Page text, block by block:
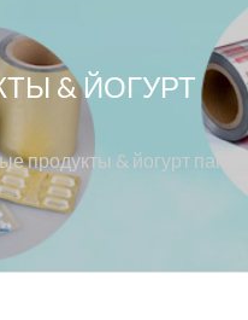
& ЙОГУРТ
продукты & йогурт пакет